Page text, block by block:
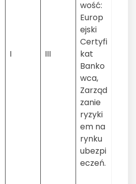
I III
wość:
Europ
ejski
Certyfi
kat
Banko
wca,
Zarząd
zanie
ryzyki
em na
rynku
ubezpi
eczeń.